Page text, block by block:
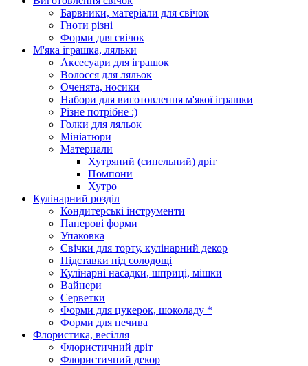
Барвники, матеріали для свічок
Гноти різні
Форми для свічок
М'яка іграшка, ляльки
Аксесуари для іграшок
Волосся для ляльок
Оченята, носики
Набори для виготовлення м'якої іграшки
Різне потрібне :)
Голки для ляльок
Мініатюри
Материали
Хутряний (синельний) дріт
Помпони
Хутро
Кулінарний розділ
Кондитерські інструменти
Паперові форми
Упаковка
Свічки для торту, кулінарний декор
Підставки під солодощі
Кулінарні насадки, шприці, мішки
Вайнери
Серветки
Форми для цукерок, шоколаду *
Форми для печива
Флористика, весілля
Флористичний дріт
Флористичний декор